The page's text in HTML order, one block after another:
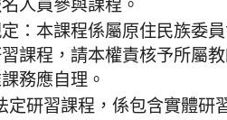
人員參與課程。
：本課程係屬原住民族委
課程，請本權責核予所屬
務應自理。
定研習課程，係包含實體研